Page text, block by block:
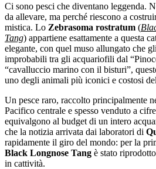
Ci sono pesci che diventano leggenda.
da allevare, ma perché riescono a
mistica. Lo Zebrasoma rostratum (
Tang) appartiene esattamente a questa
elegante, con quel muso allungato che
improbabili tra gli acquariofili dal
“cavalluccio marino con il bisturi”,
uno degli animali più iconici e costosi
Un pesce raro, raccolto principalmente
Pacifico centrale e spesso venduto a
equivalgono al budget di un intero
che la notizia arrivata dai laboratori di
rapidamente il giro del mondo: per la
Black Longnose Tang è stato
in cattività.